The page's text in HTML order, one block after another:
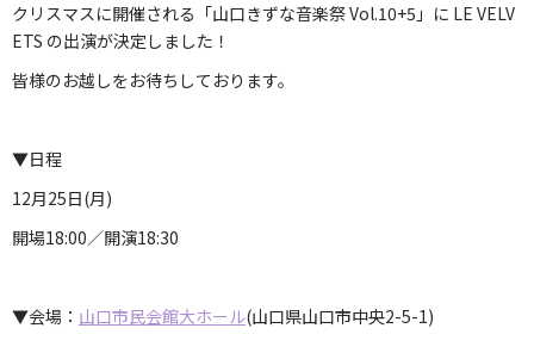
クリスマスに開催される「山口きずな音楽祭 Vol.10+5」に LE VELV
ETS の出演が決定しました！
皆様のお越しをお待ちしております。
▼日程
12月25日(月)
開場18:00／開演18:30
▼会場： 山口市民会館大ホール(山口県山口市中央2-5-1)